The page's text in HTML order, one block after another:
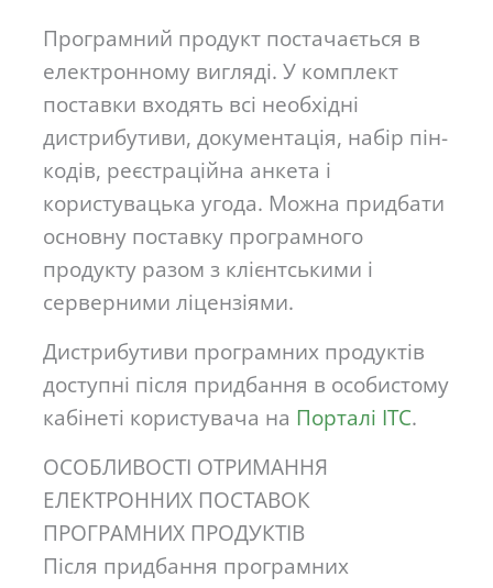
Програмний продукт постачається в
електронному вигляді. У комплект
поставки входять всі необхідні
дистрибутиви, документація, набір пін-
кодів, реєстраційна анкета і
користувацька угода. Можна придбати
основну поставку програмного
продукту разом з клієнтськими і
серверними ліцензіями.
Дистрибутиви програмних продуктів
доступні після придбання в особистому
кабінеті користувача на Порталі ІТС.
ОСОБЛИВОСТІ ОТРИМАННЯ
ЕЛЕКТРОННИХ ПОСТАВОК
ПРОГРАМНИХ ПРОДУКТІВ
Після придбання програмних